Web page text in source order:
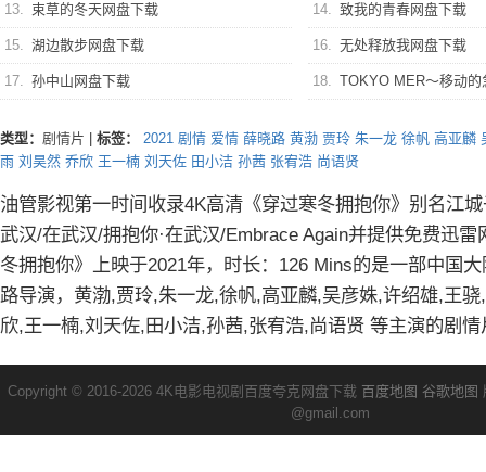
13. 束草的冬天网盘下载 14. 致我的青春网盘下载
15. 湖边散步网盘下载 16. 无处释放我网盘下载
17. 孙中山网盘下载 18. TOKYO MER～移动的急救室～
类型： 剧情片 标签： 2021 剧情 爱情 薛晓路 黄渤 贾玲 朱一龙 徐帆 高亚麟
雨 刘昊然 乔欣 王一楠 刘天佐 田小洁 孙茜 张宥浩 尚语贤
油管影视第一时间收录4K高清《穿过寒冬拥抱你》别名江
武汉/在武汉/拥抱你·在武汉/Embrace Again并提供免费迅
冬拥抱你》上映于2021年，时长：126 Mins的是一部中国
路导演，黄渤,贾玲,朱一龙,徐帆,高亚麟,吴彦姝,许绍雄,王
欣,王一楠,刘天佐,田小洁,孙茜,张宥浩,尚语贤 等主演的剧
Copyright © 2016-2026 4K电影电视剧百度夸克网盘下载 百度地图 谷歌地图
@gmail.com